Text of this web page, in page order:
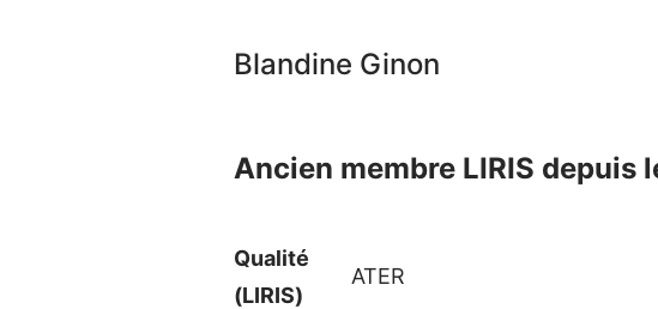
Blandine Ginon
Ancien membre LIRIS depuis
Qualité
(LIRIS)
ATER